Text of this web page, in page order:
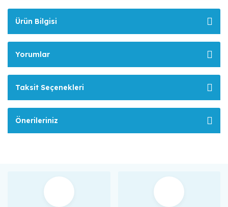
Ürün Bilgisi
Yorumlar
Taksit Seçenekleri
Önerileriniz